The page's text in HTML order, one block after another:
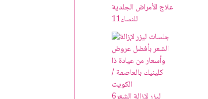
علاج الأمراض الجلدية
للنساء11